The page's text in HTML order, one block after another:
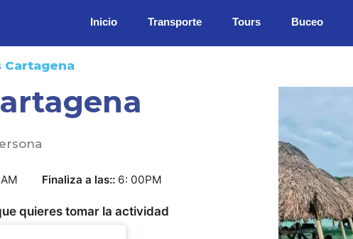
Inicio Transporte Tours Buceo
Cartagena
Finaliza a las: 6: 00PM
quieres tomar la actividad